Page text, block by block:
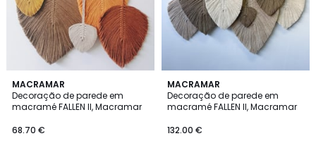
MACRAMAR
Decoração de parede em
macramé FALLEN II, Macramar
68.70 €
MACRAMAR
Decoração de parede em
macramé FALLEN II, Macramar
132.00 €